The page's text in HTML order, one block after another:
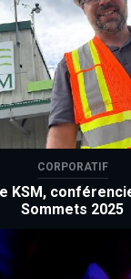
CORPORATIF
KSM,
Sommets 2025